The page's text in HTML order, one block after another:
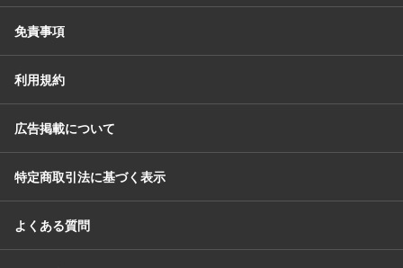
免責事項
利用規約
広告掲載について
特定商取引法に基づく表示
よくある質問